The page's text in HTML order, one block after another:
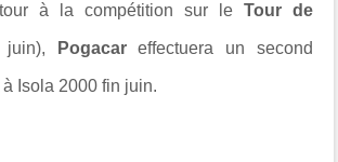
à la compétition sur le Tour de
juin), Pogacareffectuera un second
Isola 2000 fin juin.